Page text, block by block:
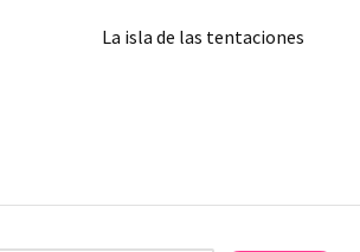
La isla de las tentaciones